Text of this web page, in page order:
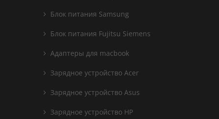
Блок питания Samsung
Блок питания Fujitsu Siemens
Адаптеры для macbook
Зарядное устройство Acer
Зарядное устройство Asus
Зарядное устройство HP